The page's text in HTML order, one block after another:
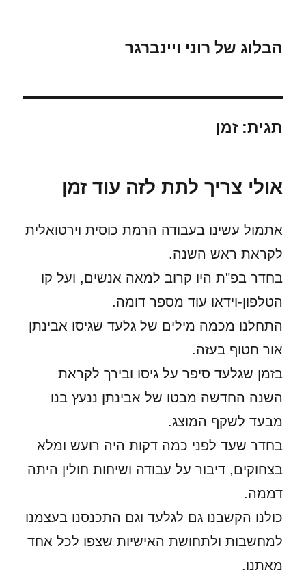
הבלוג של רוני ויינברגר
תגית:זמן
אולי צריך לתת לזה עוד זמן
אתמול עשינו בעבודה הרמת כוסית וירטואלית
לקראת ראש השנה.
בחדר בפ"ת היו קרוב למאה אנשים, ועל קו
הטלפון-וידאו עוד מספר דומה.
התחלנו מכמה מילים של גלעד שגיסו אבינתן
אור חטוף בעזה.
בזמן שגלעד סיפר על גיסו ובירך לקראת
השנה החדשה מבטו של אבינתן ננעץ בנו
מבעד לשקף המוצג.
בחדר שעד לפני כמה דקות היה רועש ומלא
בצחוקים, דיבור על עבודה ושיחות חולין היתה
דממה.
כולנו הקשבנו גם לגלעד וגם התכנסנו בעצמנו
למחשבות ולתחושת האישיות שצפו לכל אחד
מאתנו.